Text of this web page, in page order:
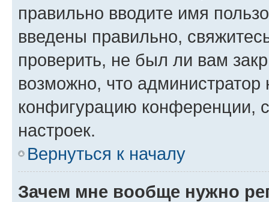
правильно вводите имя
введены правильно,
проверить, не был ли вам
возможно, что администратор
конфигурацию конференции,
настроек.
Вернуться к началу
Зачем мне вообще нужно